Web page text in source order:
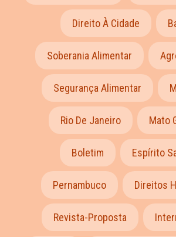
Direito À Cidade
Soberania Alimentar
Segurança Alimentar
Rio De Janeiro Mato
Boletim Espírito
Pernambuco Direitos
Revista-Proposta